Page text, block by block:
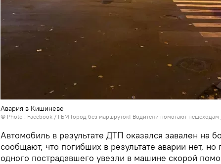
Авария в Кишиневе
© Photo : Facebook / ГБМ Город без маршруток! Водители помогают пешеходам
Автомобиль в результате ДТП оказался завален на
сообщают, что погибших в результате аварии нет,
одного пострадавшего увезли в машине скорой